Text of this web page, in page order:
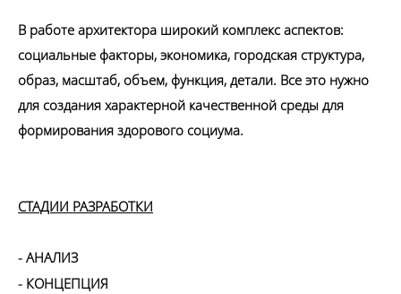
В работе архитектора широкий комплекс аспектов:
социальные факторы, экономика, городская структура,
образ, масштаб, объем, функция, детали. Все это нужно
для создания характерной качественной среды для
формирования здорового социума.
СТАДИИ РАЗРАБОТКИ
- АНАЛИЗ
- КОНЦЕПЦИЯ